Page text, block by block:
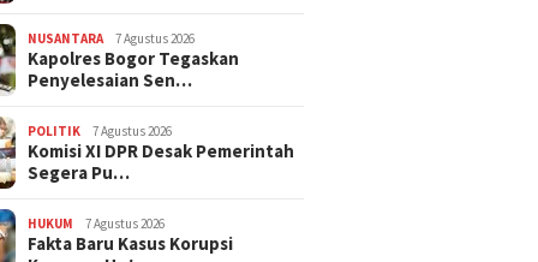
NUSANTARA 7 Agustus 2026
Kapolres Bogor Tegaskan
Penyelesaian Sen…
POLITIK 7 Agustus 2026
Komisi XI DPR Desak Pemerintah
Segera Pu…
HUKUM 7 Agustus 2026
Fakta Baru Kasus Korupsi